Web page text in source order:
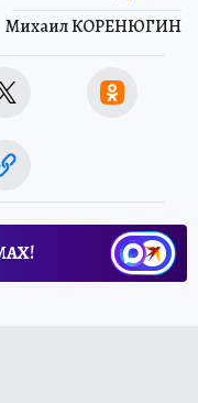
Михаил КОРЕНЮГИН